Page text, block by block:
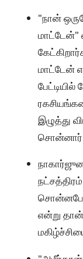
"நான்
மாட்டேன்"
மாட்டேன்
இழுத்து
என்று